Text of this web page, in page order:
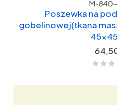
M-
Poszewka na
gobelinowej(tkana
Cena